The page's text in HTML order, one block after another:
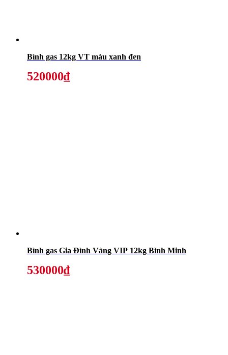
Bình gas 12kg VT màu xanh đen
520000₫
Bình gas Gia Đình Vàng VIP 12kg Bình Minh
530000₫